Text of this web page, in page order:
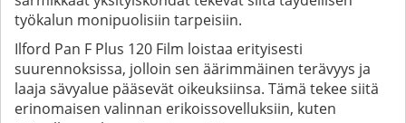
työkalun monipuolisiin tarpeisiin.
Ilford Pan F Plus 120 Film loistaa erityisesti
suurennoksissa, jolloin sen äärimmäinen terävyys ja
laaja sävyalue pääsevät oikeuksiinsa. Tämä tekee siitä
erinomaisen valinnan erikoissovelluksiin, kuten